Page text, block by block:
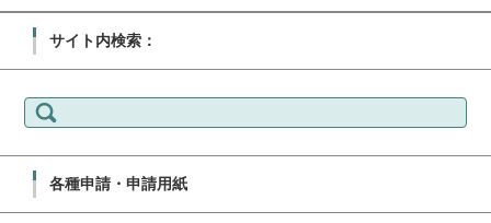
サイト内検索：
索:
各種申請・申請用紙